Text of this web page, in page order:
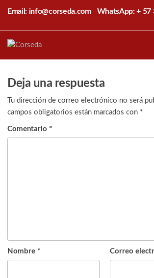
contenido
Email: info@corseda.com WhatsApp: + 57
sericultura
Deja una respuesta
Tu dirección de correo electrónico no será
campos obligatorios están marcados con *
Comentario *
Nombre * Correo